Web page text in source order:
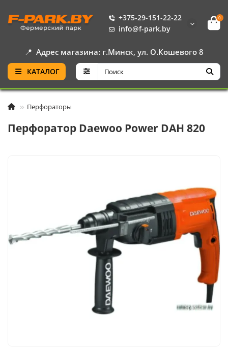
+375-29-151-22-22
info@f-park.by
0
📍 Адрес магазина: г.Минск, ул. О.Кошевого 8
КАТАЛОГ
Перфораторы
Перфоратор Daewoo Power DAH 820